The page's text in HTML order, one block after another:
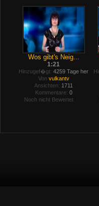
Wos gibt's Neig...
1:21
Hinzugef�gt: 4259 Tage her
Von vulkantv
Ansichten: 1711
Kommentare: 0
Noch nicht Bewertet